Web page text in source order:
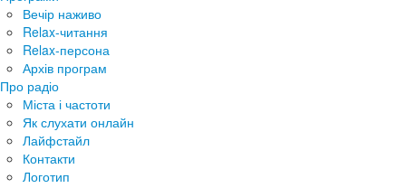
Вечір наживо
Relax-читання
Relax-персона
Архів програм
Про радіо
Міста і частоти
Як слухати онлайн
Лайфстайл
Контакти
Логотип